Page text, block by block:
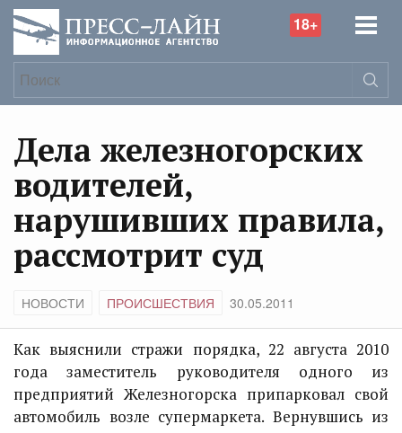
18+
Дела железногорских
водителей,
нарушивших правила,
рассмотрит суд
НОВОСТИ ПРОИСШЕСТВИЯ 30.05.2011
Как выяснили стражи порядка, 22 августа 2010
года заместитель руководителя одного из
предприятий Железногорска припарковал свой
автомобиль возле супермаркета. Вернувшись из